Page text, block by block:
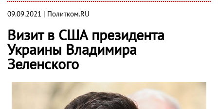
09.09.2021 | Политком.RU
Визит в США президента
Украины Владимира
Зеленского